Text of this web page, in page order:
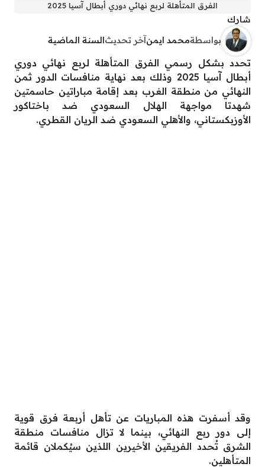
الفرق المتأهلة لربع نهائي دوري أبطال آسيا 2025
شارك
بواسطةمحمد ايمن آخر تحديث السنة الماضية
تحدد بشكل رسمي الفرق المتأهلة لربع نهائي دوري
أبطال آسيا 2025 وذلك بعد نهاية منافسات الدور ثمن
النهائي من منطقة الغرب بعد إقامة مباراتين حاسمتين
شهدتا مواجهة الهلال السعودي ضد باختاكور
الأوزبكستاني، والأهلي السعودي ضد الريان القطري.
وقد أسفرت هذه المباريات عن تأهل أربعة فرق قوية
إلى دور ربع النهائي، بينما لا تزال منافسات منطقة
الشرق تُحدد الفريقين الأخيرين اللذين سيُكملان قائمة
المتأهلين.